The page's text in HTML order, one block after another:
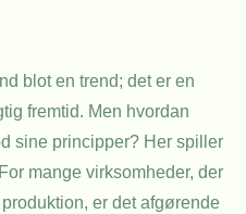
blot en trend; det er en
fremtid. Men hvordan
sine principper? Her spiller
mange virksomheder, der
er det afgørende